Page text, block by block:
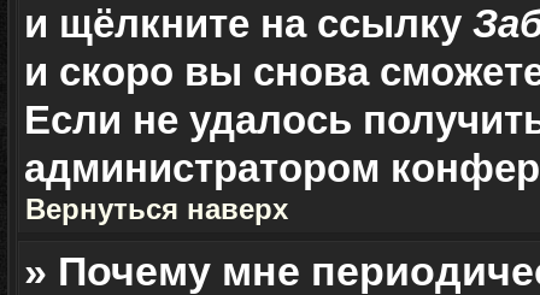
и щёлкните на ссылку
и скоро вы снова
Если не удалось
администратором
Вернуться наверх
» Почему мне